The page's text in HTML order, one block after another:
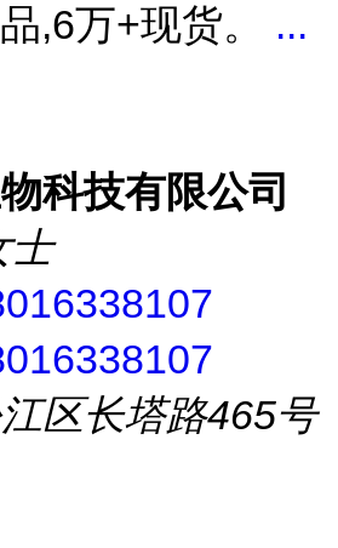
,6万+现货。 ...
科技有限公司
士
区长塔路465号